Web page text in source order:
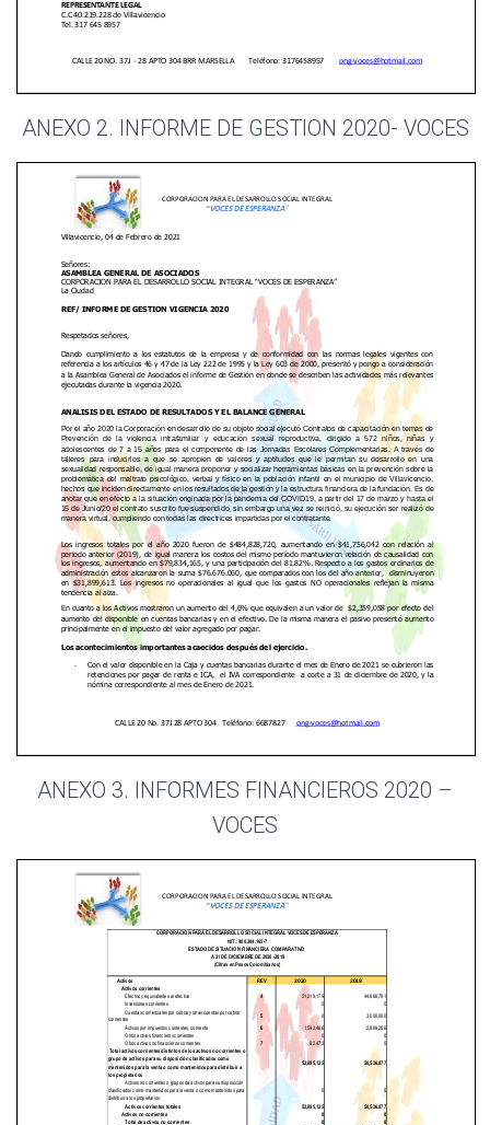
ANEXO 2. INFORME DE GESTION 2020- VOCES
ANEXO 3. INFORMES FINANCIEROS 2020 –
VOCES